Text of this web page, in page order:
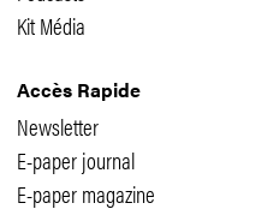
Kit Média
Accès Rapide
Newsletter
E-paper journal
E-paper magazine